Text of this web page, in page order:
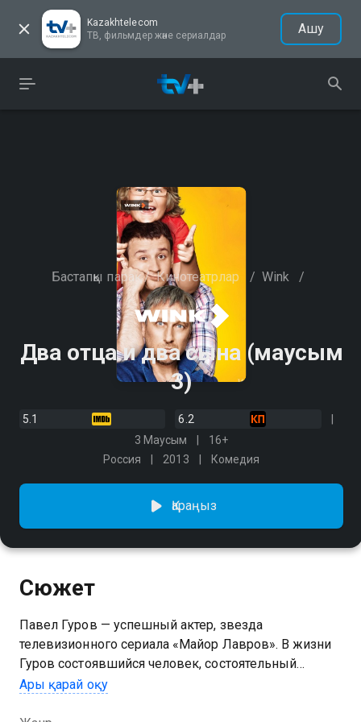
Kazakhtelecom
ТВ, фильмдер және сериалдар
Ашу
Бастапқы парақ / Кинотеатрлар / Wink /
Два отца и два сына (маусым
3)
5.1
6.2
3 Маусым
16+
Россия
2013 Комедия
Қараңыз
Сюжет
Павел Гуров — успешный актер, звезда
телевизионного сериала «Майор Лавров». В жизни
Гуров состоявшийся человек, состоятельный
Казанова, который прожигает жизнь ради
Ары қарай оқу